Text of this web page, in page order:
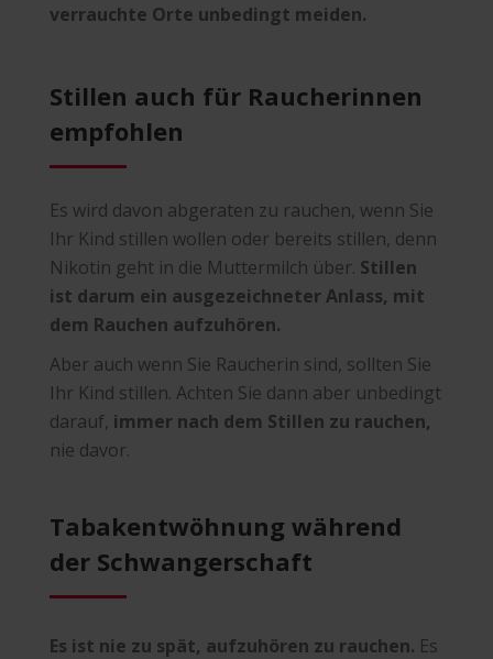
verrauchte Orte unbedingt meiden.
Stillen auch für Raucherinnen
empfohlen
Es wird davon abgeraten zu rauchen, wenn Sie
Ihr Kind stillen wollen oder bereits stillen, denn
Nikotin geht in die Muttermilch über. Stillen
ist darum ein ausgezeichneter Anlass, mit
dem Rauchen aufzuhören.
Aber auch wenn Sie Raucherin sind, sollten Sie
Ihr Kind stillen. Achten Sie dann aber unbedingt
darauf, immer nach dem Stillen zu rauchen,
nie davor.
Tabakentwöhnung während
der Schwangerschaft
Es ist nie zu spät, aufzuhören zu rauchen. Es